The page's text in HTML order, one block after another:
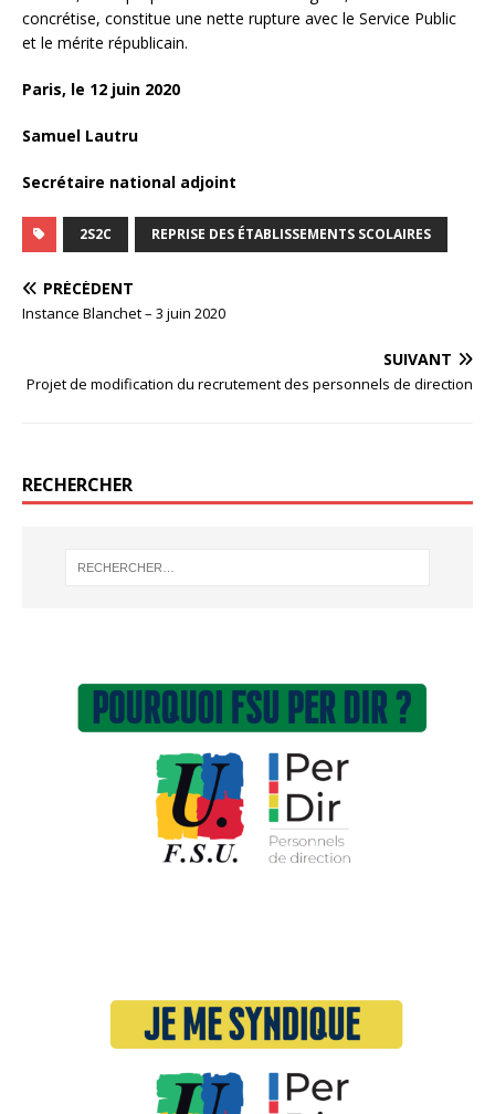
concrétise, constitue une nette rupture avec le Service Public
et le mérite républicain.
Paris, le 12 juin 2020
Samuel Lautru
Secrétaire national adjoint
2S2C REPRISE DES ÉTABLISSEMENTS SCOLAIRES
PRÉCÉDENT
Instance Blanchet – 3 juin 2020
SUIVANT
Projet de modification du recrutement des personnels de direction
RECHERCHER